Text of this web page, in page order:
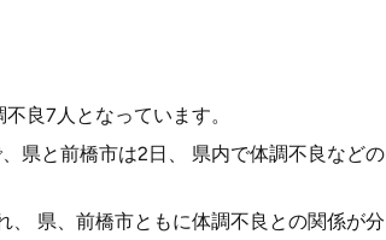
良7人となっています。
県と前橋市は2日、 県内で体調不良などの
県、前橋市ともに体調不良との関係が分